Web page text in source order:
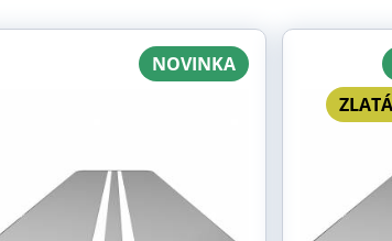
ceník trampolín se sítí i náhradních dílů
nabídka trampolín bez sítě
korony sa dostupnosť mení každým
NOVINKA